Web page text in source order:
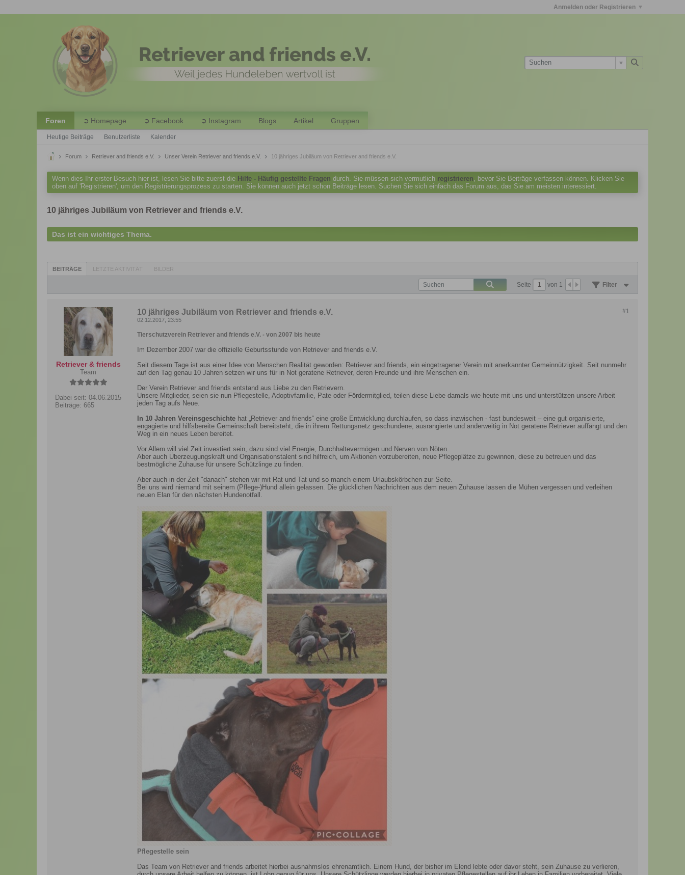
Anmelden oder Registrieren
Foren Homepage Facebook Instagram Blogs Artikel Gruppen
Heutige Beiträge Benutzerliste Kalender
Forum Retriever and friends e.V. Unser Verein Retriever and friends e.V. 10 jähriges Jubiläum von Retriever and friends e.V.
Wenn dies Ihr erster Besuch hier ist, lesen Sie bitte zuerst die Hilfe - Häufig gestellte Fragen durch. Sie müssen sich vermutlich registrieren, bevor Sie Beiträge verfassen können. Klicken Sie
oben auf 'Registrieren', um den Registrierungsprozess zu starten. Sie können auch jetzt schon Beiträge lesen. Suchen Sie sich einfach das Forum aus, das Sie am meisten interessiert.
10 jähriges Jubiläum von Retriever and friends e.V.
Das ist ein wichtiges Thema.
BEITRÄGE LETZTE AKTIVITÄT BILDER
Seite von 1 Filter
Retriever & friends
Team
Dabei seit: 04.06.2015
Beiträge: 665
#1
10 jähriges Jubiläum von Retriever and friends e.V.
02.12.2017, 23:55
Tierschutzverein Retriever and friends e.V. - von 2007 bis heute
Im Dezember 2007 war die offizielle Geburtsstunde von Retriever and friends e.V.
Seit diesem Tage ist aus einer Idee von Menschen Realität geworden: Retriever and friends, ein eingetragener Verein mit anerkannter Gemeinnützigkeit. Seit nunmehr
auf den Tag genau 10 Jahren setzen wir uns für in Not geratene Retriever, deren Freunde und ihre Menschen ein.
Der Verein Retriever and friends entstand aus Liebe zu den Retrievern.
Unsere Mitglieder, seien sie nun Pflegestelle, Adoptivfamilie, Pate oder Fördermitglied, teilen diese Liebe damals wie heute mit uns und unterstützen unsere Arbeit
jeden Tag aufs Neue.
In 10 Jahren Vereinsgeschichte hat „Retriever and friends“ eine große Entwicklung durchlaufen, so dass inzwischen - fast bundesweit – eine gut organisierte,
engagierte und hilfsbereite Gemeinschaft bereitsteht, die in ihrem Rettungsnetz geschundene, ausrangierte und anderweitig in Not geratene Retriever auffängt und den
Weg in ein neues Leben bereitet.
Vor Allem will viel Zeit investiert sein, dazu sind viel Energie, Durchhaltevermögen und Nerven von Nöten.
Aber auch Überzeugungskraft und Organisationstalent sind hilfreich, um Aktionen vorzubereiten, neue Pflegeplätze zu gewinnen, diese zu betreuen und das
bestmögliche Zuhause für unsere Schützlinge zu finden.
Aber auch in der Zeit "danach" stehen wir mit Rat und Tat und so manch einem Urlaubskörbchen zur Seite.
Bei uns wird niemand mit seinem (Pflege-)Hund allein gelassen. Die glücklichen Nachrichten aus dem neuen Zuhause lassen die Mühen vergessen und verleihen
neuen Elan für den nächsten Hundenotfall.
Pflegestelle sein
Das Team von Retriever and friends arbeitet hierbei ausnahmslos ehrenamtlich. Einem Hund, der bisher im Elend lebte oder davor steht, sein Zuhause zu verlieren,